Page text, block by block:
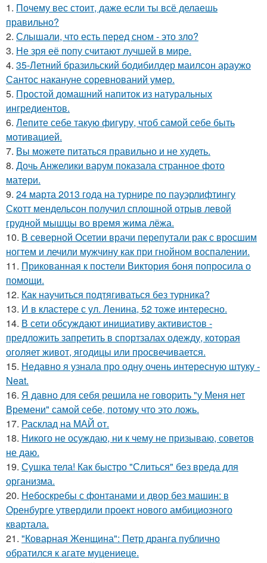
1. Почему вес стоит, даже если ты всё делаешь
правильно?
2. Слышали, что есть перед сном - это зло?
3. Не зря её попу считают лучшей в мире.
4. 35-Летний бразильский бодибилдер маилсон араужо
Сантос накануне соревнований умер.
5. Простой домашний напиток из натуральных
ингредиентов.
6. Лепите себе такую фигуру, чтоб самой себе быть
мотивацией.
7. Вы можете питаться правильно и не худеть.
8. Дочь Анжелики варум показала странное фото
матери.
9. 24 марта 2013 года на турнире по пауэрлифтингу
Скотт мендельсон получил сплошной отрыв левой
грудной мышцы во время жима лёжа.
10. В северной Осетии врачи перепутали рак с вросшим
ногтем и лечили мужчину как при гнойном воспалении.
11. Прикованная к постели Виктория боня попросила о
помощи.
12. Как научиться подтягиваться без турника?
13. И в кластере с ул. Ленина, 52 тоже интересно.
14. В сети обсуждают инициативу активистов -
предложить запретить в спортзалах одежду, которая
оголяет живот, ягодицы или просвечивается.
15. Недавно я узнала про одну очень интересную штуку -
Neat.
16. Я давно для себя решила не говорить "у Меня нет
Времени" самой себе, потому что это ложь.
17. Расклад на МАЙ от.
18. Никого не осуждаю, ни к чему не призываю, советов
не даю.
19. Сушка тела! Как быстро "Слиться" без вреда для
организма.
20. Небоскребы с фонтанами и двор без машин: в
Оренбурге утвердили проект нового амбициозного
квартала.
21. "Коварная Женщина": Петр дранга публично
обратился к агате муцениеце.